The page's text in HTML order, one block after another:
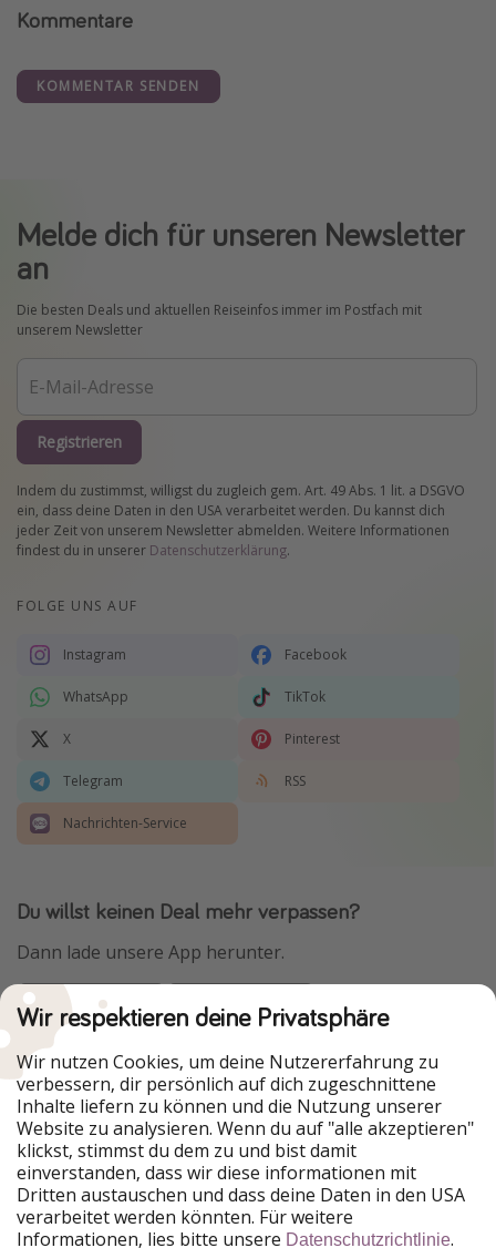
Kommentare
KOMMENTAR SENDEN
Melde dich für unseren Newsletter
an
Die besten Deals und aktuellen Reiseinfos immer im Postfach mit
unserem Newsletter
Registrieren
Indem du zustimmst, willigst du zugleich gem. Art. 49 Abs. 1 lit. a DSGVO
ein, dass deine Daten in den USA verarbeitet werden. Du kannst dich
jeder Zeit von unserem Newsletter abmelden. Weitere Informationen
findest du in unserer Datenschutzerklärung.
FOLGE UNS AUF
Instagram Facebook
WhatsApp TikTok
X Pinterest
Telegram RSS
Nachrichten-Service
Du willst keinen Deal mehr verpassen?
Dann lade unsere App herunter.
Urlaubspiraten ist Teil der HolidayPirates Group
Unsere Märkte
PiratinViaggio
HolidayPirates
VakantiePiraten
WakacyjniPiraci
VoyagesPirates
Ferienpiraten
Urlaubspiraten
ViajerosPiratas
TravelPirates
Wir respektieren deine Privatsphäre
Wir nutzen Cookies, um deine Nutzererfahrung zu
verbessern, dir persönlich auf dich zugeschnittene
Inhalte liefern zu können und die Nutzung unserer
Website zu analysieren. Wenn du auf "alle akzeptieren"
klickst, stimmst du dem zu und bist damit
einverstanden, dass wir diese informationen mit
Dritten austauschen und dass deine Daten in den USA
verarbeitet werden könnten. Für weitere
Informationen, lies bitte unsere Datenschutzrichtlinie.